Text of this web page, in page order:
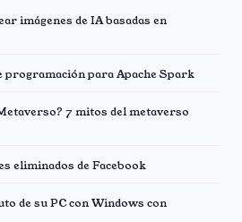
imágenes de IA basadas en
programación para Apache Spark
7 mitos del metaverso
eliminados de Facebook
de su PC con Windows con